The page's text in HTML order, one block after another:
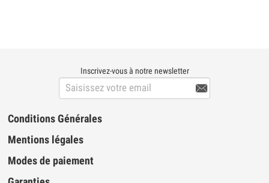
Inscrivez-vous à notre newsletter

Conditions Générales
Mentions légales
Modes de paiement